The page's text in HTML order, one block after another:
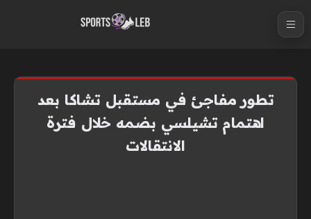
تطور مفاجئ في مستقبل تشاكا بعد
اهتمام تشيلسي بضمه خلال فترة
الانتقالات